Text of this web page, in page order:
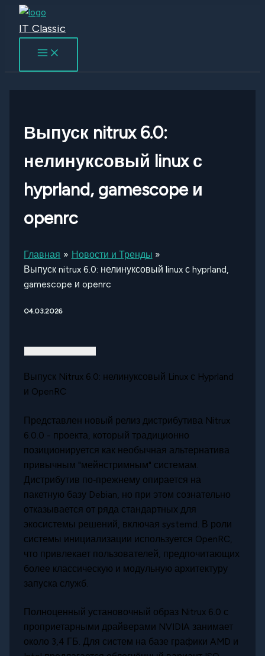
Перейти
содержимому
IT Classic
Выпуск nitrux 6.0:
нелинуксовый linux с
hyprland, gamescope и
openrc
Главная
Новости и Тренды
Выпуск nitrux 6.0: нелинуксовый linux с hyprland,
gamescope и openrc
04.03.2026
Выпуск Nitrux 6.0: нелинуксовый Linux с Hyprland
и OpenRC
Представлен новый релиз дистрибутива Nitrux
6.0.0 - проекта, который традиционно
позиционируется как необычная альтернатива
привычным "мейнстримным" системам.
Дистрибутив по‑прежнему опирается на
пакетную базу Debian, но при этом сознательно
отказывается от ряда стандартных для
экосистемы решений, включая systemd. В роли
системы инициализации используется OpenRC,
что привлекает пользователей, предпочитающих
более классическую и модульную архитектуру
запуска служб.
Полноценный установочный образ Nitrux 6.0 с
проприетарными драйверами NVIDIA занимает
около 3,4 ГБ. Для систем на базе графики AMD и